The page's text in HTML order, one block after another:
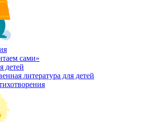
сами»
детей
литература для детей